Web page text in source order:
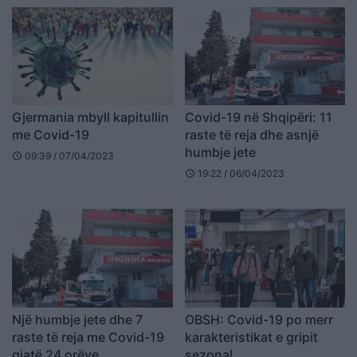
Gjermania mbyll kapitullin
me Covid-19
schedule 09:39 / 07/04/2023
Covid-19 në Shqipëri: 11
raste të reja dhe asnjë
humbje jete
schedule 19:22 / 06/04/2023
Një humbje jete dhe 7
raste të reja me Covid-19
OBSH: Covid-19 po merr
karakteristikat e gripit